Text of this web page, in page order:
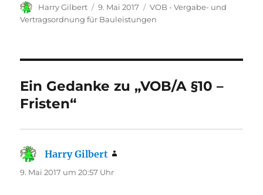
Autor
Harry Gilbert
Veröffentlicht
am
9. Mai 2017 Kategorien
VOB - Vergabe- und
Vertragsordnung für Bauleistungen
Ein Gedanke zu „VOB/A §10 –
Fristen“
Harry Gilbert
9. Mai 2017 um 20:57 Uhr